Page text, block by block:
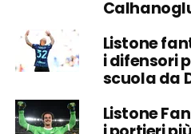
Listone
i difensori
scuola da
Listone